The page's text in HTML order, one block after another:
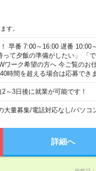
す。
早番 7:00～16:00 遅番 10:00
て夕飯の準備がしたい」 「
ーク希望の方へ 今ご覧のお
時間を超える場合は応募できま
～3日後に就業が可能です！
大量募集/電話対応なし/パソコ
詳細へ